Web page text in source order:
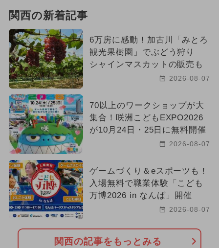
関西の新着記事
6万房に感動！加古川「みとろ
観光果樹園」でぶどう狩り
シャインマスカットの販売も
2026-08-07
70以上のワークショップが大
集合！咲洲こどもEXPO2026
が10月24日・25日に無料開催
2026-08-07
ゲームづくり＆eスポーツも！
入場無料で職業体験「こども
万博2026 in なんば」開催
2026-08-07
関西の記事をもっとみる